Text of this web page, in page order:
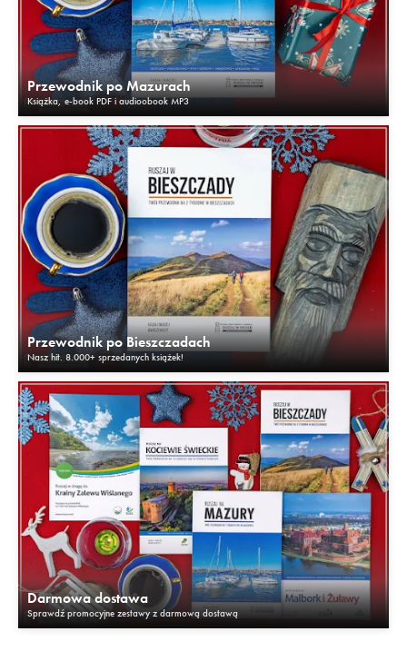
Przewodnik po Mazurach
Książka, e-book PDF i audioobook MP3
Przewodnik po Bieszczadach
Nasz hit. 8.000+ sprzedanych książek!
Darmowa dostawa
Sprawdź promocyjne zestawy z darmową dostawą